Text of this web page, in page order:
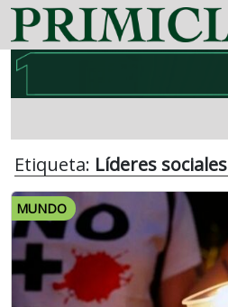
Etiqueta: Líderes sociales
MUNDO